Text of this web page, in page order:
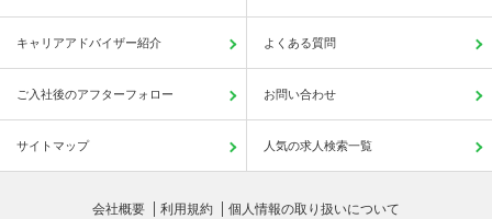
キャリアアドバイザー紹介 よくある質問
ご入社後のアフターフォロー お問い合わせ
サイトマップ 人気の求人検索一覧
会社概要 利用規約 個人情報の取り扱いについて